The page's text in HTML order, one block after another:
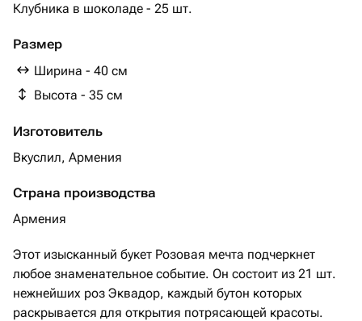
Клубника в шоколаде - 25 шт.
Размер
Ширина - 40 см
Высота - 35 см
Изготовитель
Вкуслил, Армения
Страна производства
Армения
Этот изысканный букет Розовая мечта подчеркнет
любое знаменательное событие. Он состоит из 21 шт.
нежнейших роз Эквадор, каждый бутон которых
раскрывается для открытия потрясающей красоты.